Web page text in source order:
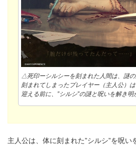
△死印ーシルシーを刻まれた人間は、謎
刻まれてしまったプレイヤー（主人公）
迎える前に、”シルシ”の謎と呪いを解き明
主人公は、体に刻まれた”シルシ”を呪